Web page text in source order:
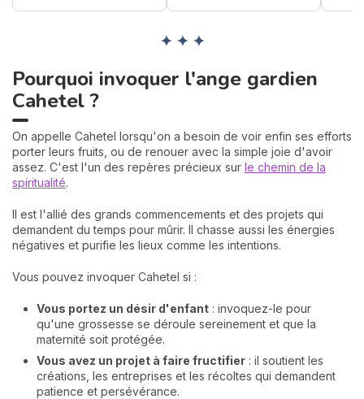
✦ ✦ ✦
Pourquoi invoquer l'ange gardien
Cahetel ?
On appelle Cahetel lorsqu'on a besoin de voir enfin ses efforts
porter leurs fruits, ou de renouer avec la simple joie d'avoir
assez. C'est l'un des repères précieux sur le chemin de la
spiritualité.
Il est l'allié des grands commencements et des projets qui
demandent du temps pour mûrir. Il chasse aussi les énergies
négatives et purifie les lieux comme les intentions.
Vous pouvez invoquer Cahetel si :
Vous portez un désir d'enfant : invoquez-le pour
qu'une grossesse se déroule sereinement et que la
maternité soit protégée.
Vous avez un projet à faire fructifier : il soutient les
créations, les entreprises et les récoltes qui demandent
patience et persévérance.